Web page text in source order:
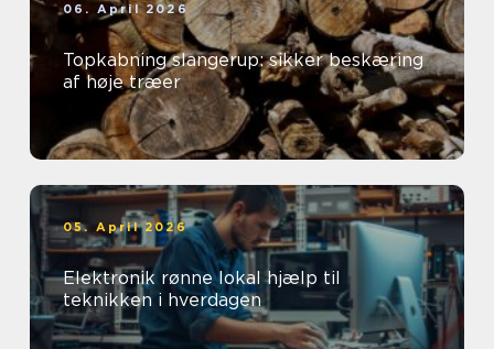
06. April 2026
Topkabning slangerup: sikker beskæring
af høje træer
05. April 2026
Elektronik rønne lokal hjælp til
teknikken i hverdagen